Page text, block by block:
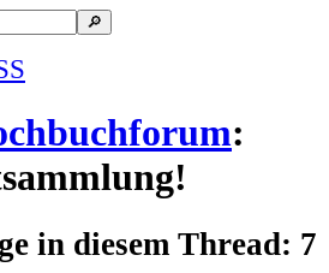
:
in diesem Thread: 7